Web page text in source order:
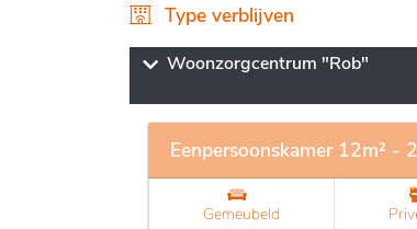
biedt een aangename en rustige
omgeving.
Type verblijven
Woonzorgcentrum "Rob"
Eenpersoonskamer 12m² -
Gemeubeld